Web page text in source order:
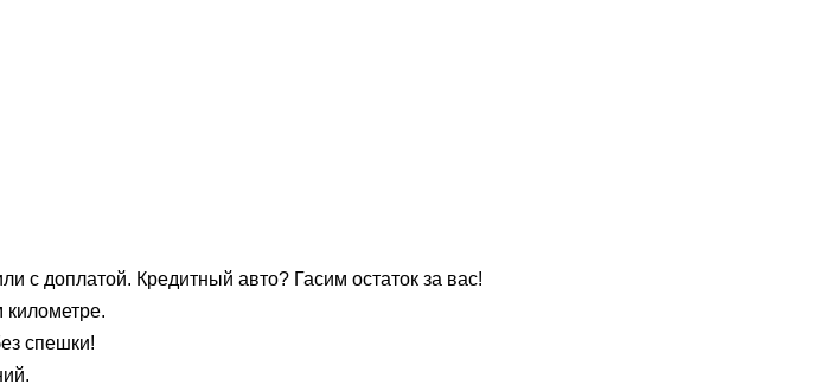
с доплатой. Кредитный авто? Гасим остаток за вас!
километре.
спешки!